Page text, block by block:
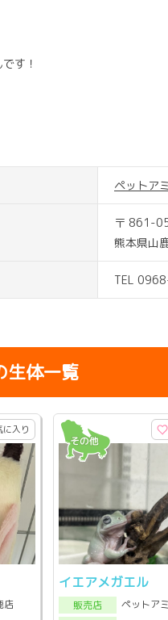
す！
ペットア
〒 861-
熊本県山
TEL
生体一覧
に入り
店
イエアメガエル
販売店
ペットア